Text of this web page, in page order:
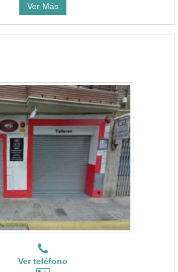
Ver Más
Ver teléfono